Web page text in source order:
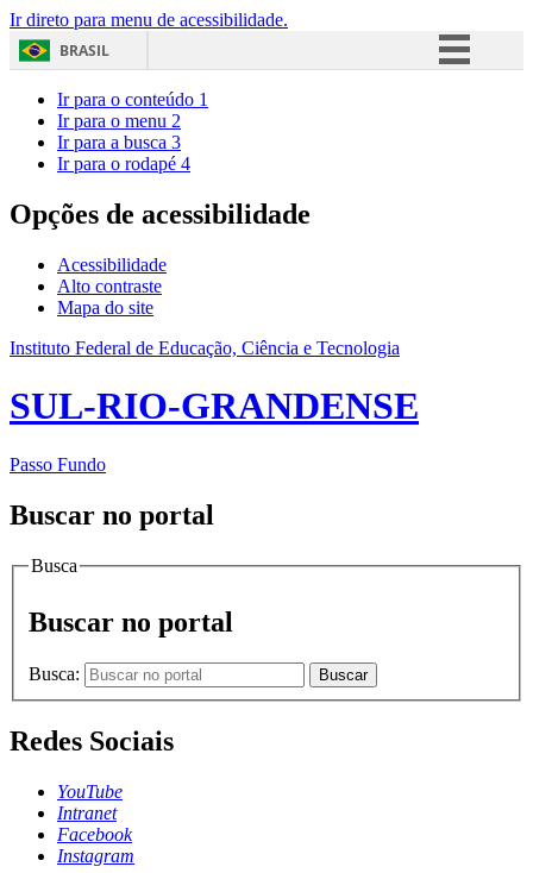
Ir direto para menu de acessibilidade.
BRASIL
Acesso à informação
Ir para o conteúdo 1
Ir para o menu 2
Ir para a busca 3
Ir para o rodapé 4
Opções de acessibilidade
Acessibilidade
Alto contraste
Mapa do site
Instituto Federal de Educação, Ciência e Tecnologia
SUL-RIO-GRANDENSE
Passo Fundo
Buscar no portal
Busca
Buscar no portal
Busca: Buscar
Redes Sociais
YouTube
Intranet
Facebook
Instagram